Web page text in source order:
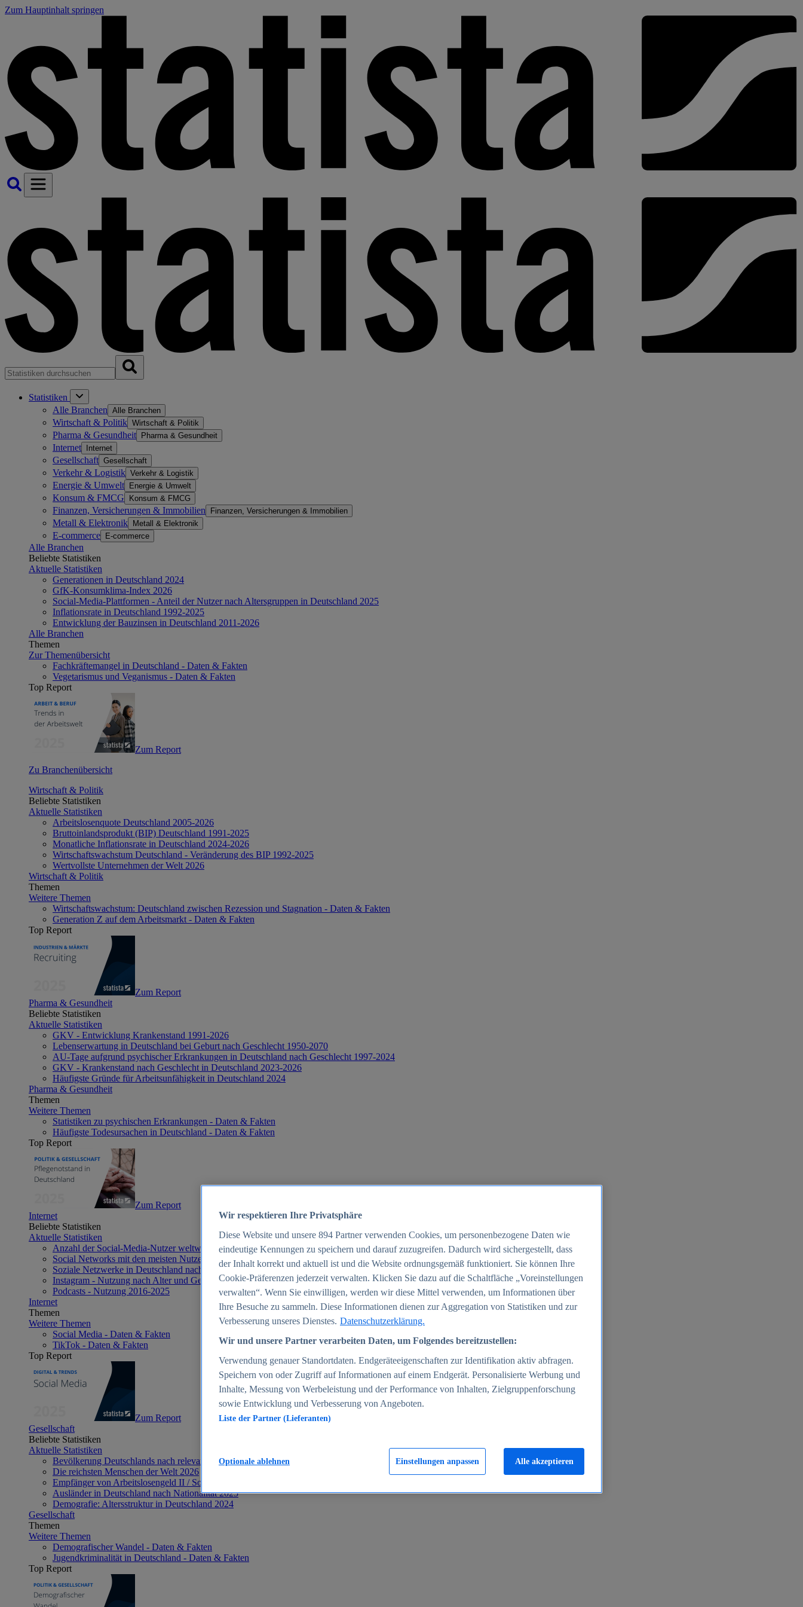
Zum Hauptinhalt springen
Statistiken
Alle Branchen Alle Branchen
Wirtschaft & Politik Wirtschaft & Politik
Pharma & Gesundheit Pharma & Gesundheit
Internet Internet
Gesellschaft Gesellschaft
Verkehr & Logistik Verkehr & Logistik
Energie & Umwelt Energie & Umwelt
Konsum & FMCG Konsum & FMCG
Finanzen, Versicherungen & Immobilien Finanzen, Versicherungen & Immobilien
Metall & Elektronik Metall & Elektronik
E-commerce E-commerce
Alle Branchen
Beliebte Statistiken
Aktuelle Statistiken
Generationen in Deutschland 2024
GfK-Konsumklima-Index 2026
Social-Media-Plattformen - Anteil der Nutzer nach Altersgruppen in Deutschland 2025
Inflationsrate in Deutschland 1992-2025
Entwicklung der Bauzinsen in Deutschland 2011-2026
Alle Branchen
Themen
Zur Themenübersicht
Fachkräftemangel in Deutschland - Daten & Fakten
Vegetarismus und Veganismus - Daten & Fakten
Top Report
Zum Report
Zu Branchenübersicht
Wirtschaft & Politik
Beliebte Statistiken
Aktuelle Statistiken
Arbeitslosenquote Deutschland 2005-2026
Bruttoinlandsprodukt (BIP) Deutschland 1991-2025
Monatliche Inflationsrate in Deutschland 2024-2026
Wirtschaftswachstum Deutschland - Veränderung des BIP 1992-2025
Wertvollste Unternehmen der Welt 2026
Wirtschaft & Politik
Themen
Weitere Themen
Wirtschaftswachstum: Deutschland zwischen Rezession und Stagnation - Daten & Fakten
Generation Z auf dem Arbeitsmarkt - Daten & Fakten
Top Report
Zum Report
Pharma & Gesundheit
Beliebte Statistiken
Aktuelle Statistiken
GKV - Entwicklung Krankenstand 1991-2026
Lebenserwartung in Deutschland bei Geburt nach Geschlecht 1950-2070
AU-Tage aufgrund psychischer Erkrankungen in Deutschland nach Geschlecht 1997-2024
GKV - Krankenstand nach Geschlecht in Deutschland 2023-2026
Häufigste Gründe für Arbeitsunfähigkeit in Deutschland 2024
Pharma & Gesundheit
Themen
Weitere Themen
Statistiken zu psychischen Erkrankungen - Daten & Fakten
Häufigste Todesursachen in Deutschland - Daten & Fakten
Top Report
Zum Report
Internet
Beliebte Statistiken
Aktuelle Statistiken
Anzahl der Social-Media-Nutzer weltweit 2012-2025
Social Networks mit den meisten Nutzern weltweit 2025
Soziale Netzwerke in Deutschland nach Generationen 2025
Instagram - Nutzung nach Alter und Geschlecht in Deutschland 2025
Podcasts - Nutzung 2016-2025
Internet
Themen
Weitere Themen
Social Media - Daten & Fakten
TikTok - Daten & Fakten
Top Report
Zum Report
Gesellschaft
Beliebte Statistiken
Aktuelle Statistiken
Bevölkerung Deutschlands nach relevanten Altersgruppen 2024
Die reichsten Menschen der Welt 2026
Empfänger von Arbeitslosengeld II / Sozialgeld / Bürgergeld in Deutschland 2005-2025
Ausländer in Deutschland nach Nationalität 2025
Demografie: Altersstruktur in Deutschland 2024
Gesellschaft
Themen
Weitere Themen
Demografischer Wandel - Daten & Fakten
Jugendkriminalität in Deutschland - Daten & Fakten
Top Report
Wir respektieren Ihre Privatsphäre
Diese Website und unsere 894 Partner verwenden Cookies, um personenbezogene Daten wie
eindeutige Kennungen zu speichern und darauf zuzugreifen. Dadurch wird sichergestellt, dass
der Inhalt korrekt und aktuell ist und die Website ordnungsgemäß funktioniert. Sie können Ihre
Cookie-Präferenzen jederzeit verwalten. Klicken Sie dazu auf die Schaltfläche „Voreinstellungen
verwalten“. Wenn Sie einwilligen, werden wir diese Mittel verwenden, um Informationen über
Ihre Besuche zu sammeln. Diese Informationen dienen zur Aggregation von Statistiken und zur
Verbesserung unseres Dienstes. Datenschutzerklärung.
Wir und unsere Partner verarbeiten Daten, um Folgendes bereitzustellen:
Verwendung genauer Standortdaten. Endgeräteeigenschaften zur Identifikation aktiv abfragen.
Speichern von oder Zugriff auf Informationen auf einem Endgerät. Personalisierte Werbung und
Inhalte, Messung von Werbeleistung und der Performance von Inhalten, Zielgruppenforschung
sowie Entwicklung und Verbesserung von Angeboten.
Liste der Partner (Lieferanten)
Einstellungen anpassen
Optionale ablehnen Alle akzeptieren